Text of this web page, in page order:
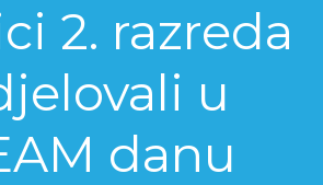
2. razreda
u
danu